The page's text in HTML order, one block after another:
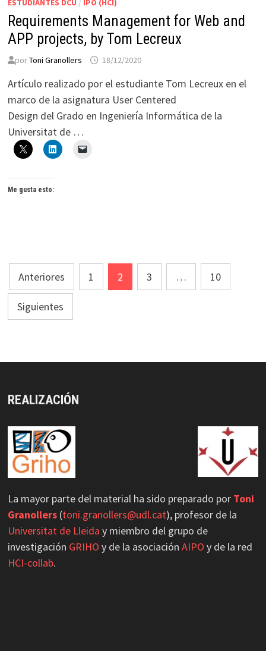
ESTUDIANTES DCU / IPO (HCI)
Requirements Management for Web and
APP projects, by Tom Lecreux
porToni Granollers 18/12/2020
Artículo realizado por el estudiante Tom Lecreux en el
marco de la asignatura User Centered
Design del Grado en Ingeniería Informática de la
Universitat de …
Me gusta esto:
Paginación
de
entradas
Anteriores 1 2 3 … 10
Siguientes
REALIZACIÓN
La mayor parte del material ha sido preparado por Toni
Granollers(toni.granollers@udl.cat), profesor de la
Universitat de Lleida y miembro del grupo de
investigación GRIHO y de la asociación AIPO y de la red
HCI-collab.